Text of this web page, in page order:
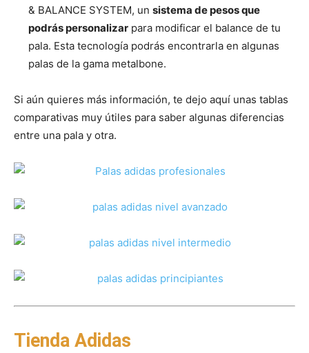
& BALANCE SYSTEM, un sistema de pesos que
podrás personalizar para modificar el balance de tu
pala. Esta tecnología podrás encontrarla en algunas
palas de la gama metalbone.
Si aún quieres más información, te dejo aquí unas tablas
comparativas muy útiles para saber algunas diferencias
entre una pala y otra.
Tienda Adidas